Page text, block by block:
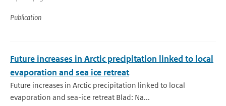
Publication
Future increases in Arctic precipitation linked to local
evaporation and sea ice retreat
Future increases in Arctic precipitation linked to local
evaporation and sea-ice retreat Blad: Na...